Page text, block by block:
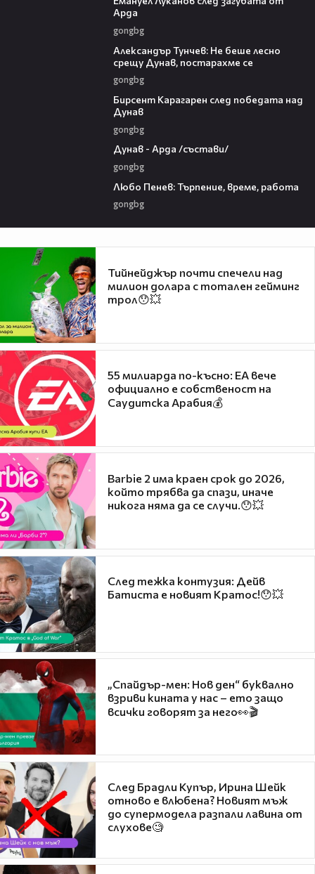
Арда
gongbg
Александър Тунчев: Не беше лесно
срещу Дунав, постарахме се
gongbg
Бирсент Карагарен след победата над
Дунав
gongbg
Дунав - Арда /състави/
gongbg
Любо Пенев: Търпение, време, работа
gongbg
Тийнейджър почти спечели над
милион долара с тотален гейминг
трол😯💥
55 милиарда по-късно: EA вече
официално е собственост на
Саудитска Арабия💰
Barbie 2 има краен срок до 2026,
който трябва да спази, иначе
никога няма да се случи.😯💥
След тежка контузия: Дейв
Батиста е новият Кратос!😯💥
„Спайдър-мен: Нов ден“ буквално
взриви кината у нас – ето защо
всички говорят за него👀🎬
След Брадли Купър, Ирина Шейк
отново е влюбена? Новият мъж
до супермодела разпали лавина от
слухове🧐